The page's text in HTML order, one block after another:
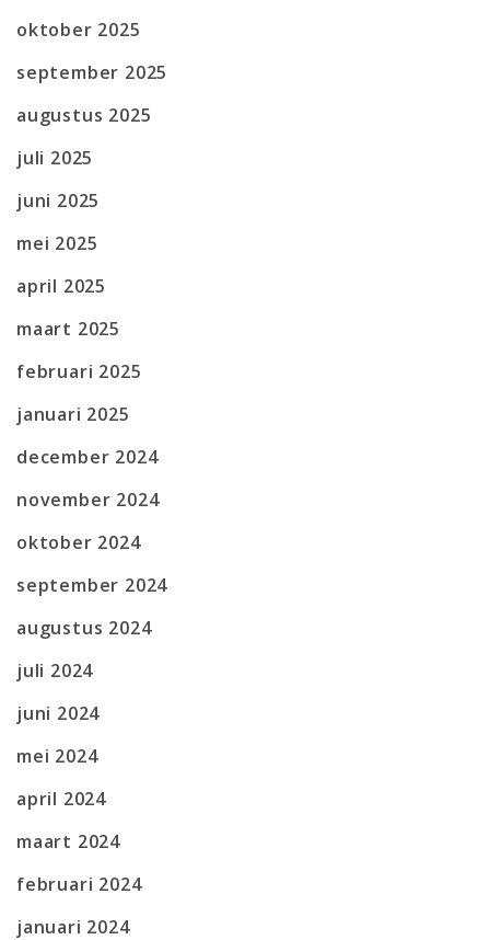
oktober 2025
september 2025
augustus 2025
juli 2025
juni 2025
mei 2025
april 2025
maart 2025
februari 2025
januari 2025
december 2024
november 2024
oktober 2024
september 2024
augustus 2024
juli 2024
juni 2024
mei 2024
april 2024
maart 2024
februari 2024
januari 2024